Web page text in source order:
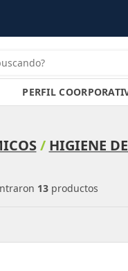
PERFIL
/ HIGIENE
13 productos